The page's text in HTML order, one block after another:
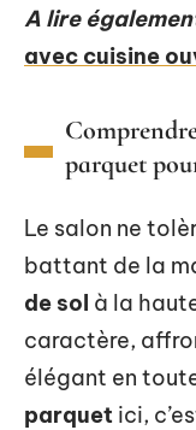
A lire
avec cuisine
parquet
Le salon ne
battant de la
de sol à la
caractère,
élégant en
parquet ici,